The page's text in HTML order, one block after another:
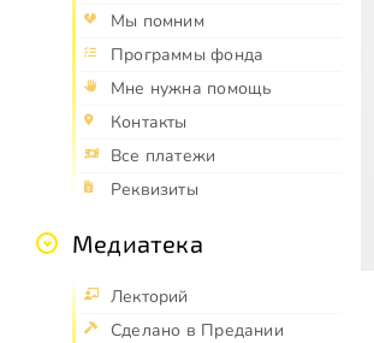
Мы помним
Программы фонда
Мне нужна помощь
Контакты
Все платежи
Реквизиты
Медиатека
Лекторий
Сделано в Предании